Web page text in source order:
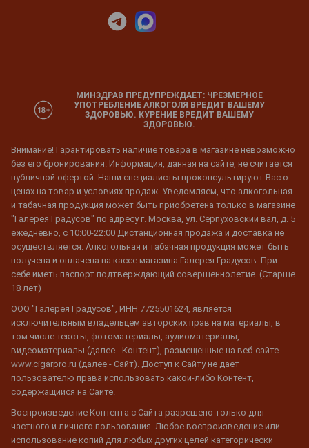
МИНЗДРАВ ПРЕДУПРЕЖДАЕТ: ЧРЕЗМЕРНОЕ
УПОТРЕБЛЕНИЕ АЛКОГОЛЯ ВРЕДИТ ВАШЕМУ
ЗДОРОВЬЮ. КУРЕНИЕ ВРЕДИТ ВАШЕМУ
ЗДОРОВЬЮ.
Внимание! Гарантировать наличие товара в магазине невозможно
без его бронирования. Информация, данная на сайте, не считается
публичной офертой. Наши специалисты проконсультируют Вас о
ценах на товар и условиях продаж. Уведомляем, что алкогольная
и табачная продукция может быть приобретена только в магазине
"Галерея Градусов" по адресу г. Москва, ул. Серпуховский вал, д. 5
ежедневно, с 10:00-22:00 Дистанционная продажа и доставка не
осуществляется. Алкогольная и табачная продукция может быть
получена и оплачена на кассе магазина Галерея Градусов. При
себе иметь паспорт подтверждающий совершеннолетие. (Старше
18 лет)
ООО "Галерея Градусов", ИНН 7725501624, является
исключительным владельцем авторских прав на материалы, в
том числе тексты, фотоматериалы, аудиоматериалы,
видеоматериалы (далее - Контент), размещенные на веб-сайте
www.cigarpro.ru (далее - Сайт). Доступ к Сайту не дает
пользователю права использовать какой-либо Контент,
содержащийся на Сайте.
Воспроизведение Контента с Сайта разрешено только для
частного и личного пользования. Любое воспроизведение или
использование копий для любых других целей категорически